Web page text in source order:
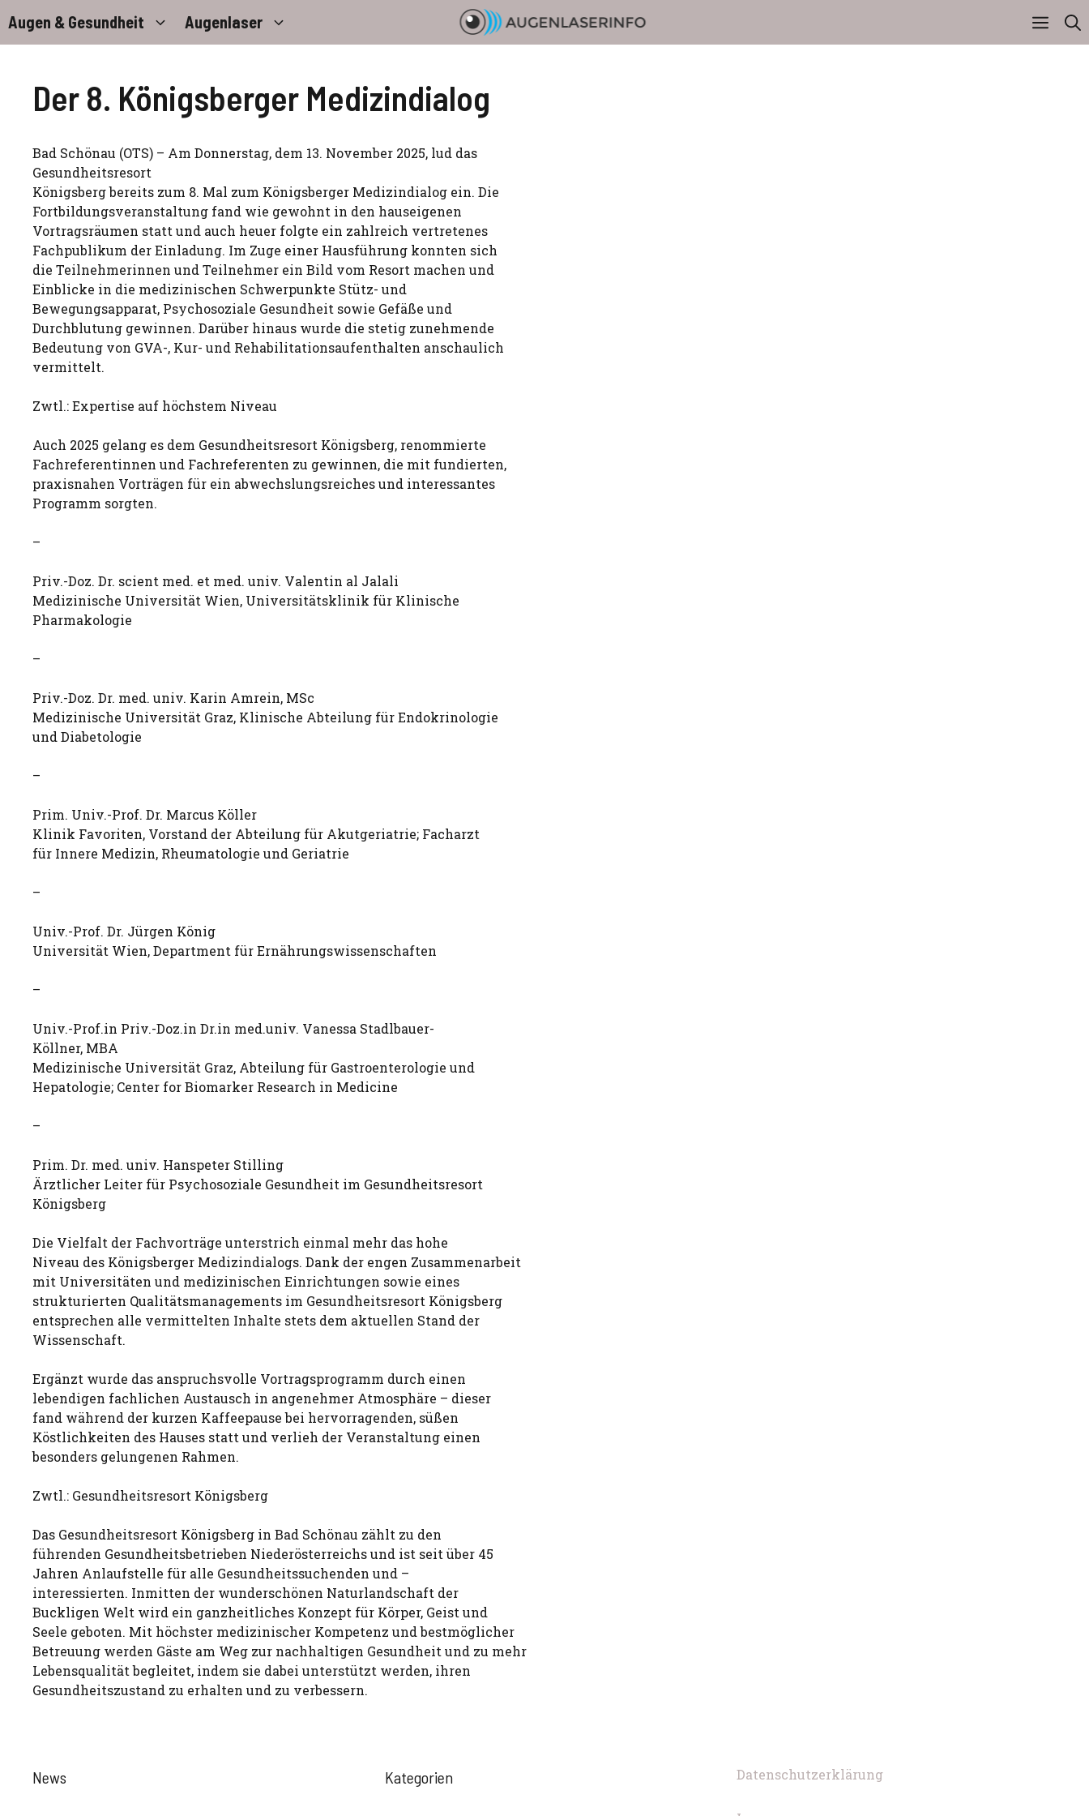
Inhalt
springen
Augen & Gesundheit Augenlaser
Der 8. Königsberger Medizindialog
Bad Schönau (OTS) – Am Donnerstag, dem 13. November 2025, lud das
Gesundheitsresort
Königsberg bereits zum 8. Mal zum Königsberger Medizindialog ein. Die
Fortbildungsveranstaltung fand wie gewohnt in den hauseigenen
Vortragsräumen statt und auch heuer folgte ein zahlreich vertretenes
Fachpublikum der Einladung. Im Zuge einer Hausführung konnten sich
die Teilnehmerinnen und Teilnehmer ein Bild vom Resort machen und
Einblicke in die medizinischen Schwerpunkte Stütz- und
Bewegungsapparat, Psychosoziale Gesundheit sowie Gefäße und
Durchblutung gewinnen. Darüber hinaus wurde die stetig zunehmende
Bedeutung von GVA-, Kur- und Rehabilitationsaufenthalten anschaulich
vermittelt.
Zwtl.: Expertise auf höchstem Niveau
Auch 2025 gelang es dem Gesundheitsresort Königsberg, renommierte
Fachreferentinnen und Fachreferenten zu gewinnen, die mit fundierten,
praxisnahen Vorträgen für ein abwechslungsreiches und interessantes
Programm sorgten.
–
Priv.-Doz. Dr. scient med. et med. univ. Valentin al Jalali
Medizinische Universität Wien, Universitätsklinik für Klinische
Pharmakologie
–
Priv.-Doz. Dr. med. univ. Karin Amrein, MSc
Medizinische Universität Graz, Klinische Abteilung für Endokrinologie
und Diabetologie
–
Prim. Univ.-Prof. Dr. Marcus Köller
Klinik Favoriten, Vorstand der Abteilung für Akutgeriatrie; Facharzt
für Innere Medizin, Rheumatologie und Geriatrie
–
Univ.-Prof. Dr. Jürgen König
Universität Wien, Department für Ernährungswissenschaften
–
Univ.-Prof.in Priv.-Doz.in Dr.in med.univ. Vanessa Stadlbauer-
Köllner, MBA
Medizinische Universität Graz, Abteilung für Gastroenterologie und
Hepatologie; Center for Biomarker Research in Medicine
–
Prim. Dr. med. univ. Hanspeter Stilling
Ärztlicher Leiter für Psychosoziale Gesundheit im Gesundheitsresort
Königsberg
Die Vielfalt der Fachvorträge unterstrich einmal mehr das hohe
Niveau des Königsberger Medizindialogs. Dank der engen Zusammenarbeit
mit Universitäten und medizinischen Einrichtungen sowie eines
strukturierten Qualitätsmanagements im Gesundheitsresort Königsberg
entsprechen alle vermittelten Inhalte stets dem aktuellen Stand der
Wissenschaft.
Ergänzt wurde das anspruchsvolle Vortragsprogramm durch einen
lebendigen fachlichen Austausch in angenehmer Atmosphäre – dieser
fand während der kurzen Kaffeepause bei hervorragenden, süßen
Köstlichkeiten des Hauses statt und verlieh der Veranstaltung einen
besonders gelungenen Rahmen.
Zwtl.: Gesundheitsresort Königsberg
Das Gesundheitsresort Königsberg in Bad Schönau zählt zu den
führenden Gesundheitsbetrieben Niederösterreichs und ist seit über 45
Jahren Anlaufstelle für alle Gesundheitssuchenden und –
interessierten. Inmitten der wunderschönen Naturlandschaft der
Buckligen Welt wird ein ganzheitliches Konzept für Körper, Geist und
Seele geboten. Mit höchster medizinischer Kompetenz und bestmöglicher
Betreuung werden Gäste am Weg zur nachhaltigen Gesundheit und zu mehr
Lebensqualität begleitet, indem sie dabei unterstützt werden, ihren
Gesundheitszustand zu erhalten und zu verbessern.
News Kategorien Datenschutzerklärung